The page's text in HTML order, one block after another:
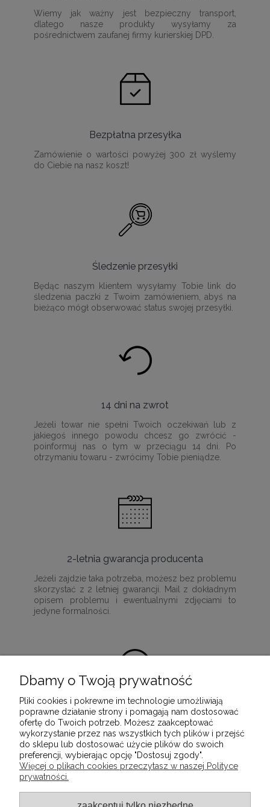
Wiemy jak ważny jest bezpieczny transport,
dlatego nasze produkty wysyłamy za
pośrednictwem zaufanej firmy kurierskiej DPD.
Bezpłatna przesyłka
Zamówienie o wartości powyżej 300 zł wyślemy
do Ciebie na nasz koszt!
Śledzenie przesyłki
Będąc naszym klientem wysyłamy Tobie link do
śledzenia paczki z Twoim zamówieniem, abyś na
bieżąco mógł obserwować status swojej przesyłki.
14 dni na zwrot
Jeżeli towar nie spełni Twoich oczekiwań lub z
jakiegoś innego powodu chcesz go zwrócić -
poinformuj nas o tym w przeciągu 14 dni. Po
otrzymaniu towaru - zwrócimy Tobie pieniądze.
2-letnia gwarancja producenta
Jeżeli zajdzie taka potrzeba, możesz bez problemu
skorzystać z 2 letniej gwarancji. Mail z dokładnym
opisem problemu i ewentualnymi zdjęciami to
jedyne formalności.
100% satysfakcji z zakupu
Ponieważ naszą misją jest dostarczenie
wartościowych i wysokiej jakości produktów, które
służyć będą przez wiele lat.
INFORMACJE
Dbamy o Twoją prywatność
Pliki cookies i pokrewne im technologie umożliwiają
poprawne działanie strony i pomagają nam dostosować
ofertę do Twoich potrzeb. Możesz zaakceptować
wykorzystanie przez nas wszystkich tych plików i przejść
do sklepu lub dostosować użycie plików do swoich
preferencji, wybierając opcję "Dostosuj zgody".
Więcej o plikach cookies przeczytasz w naszej Polityce
prywatności.